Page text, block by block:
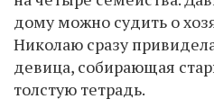
дому можно судить о
Николаю сразу
девица, собирающая
толстую тетрадь.